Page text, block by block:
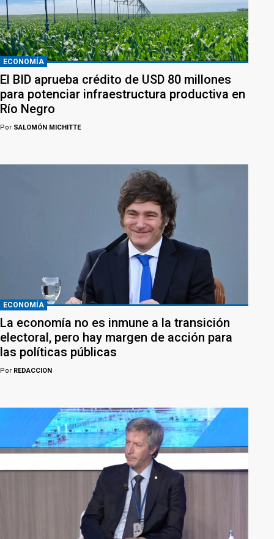
ECONOMÍA
El BID aprueba crédito de USD 80 millones
para potenciar infraestructura productiva en
Río Negro
Por SALOMÓN MICHITTE
ECONOMÍA
La economía no es inmune a la transición
electoral, pero hay margen de acción para
las políticas públicas
Por REDACCION